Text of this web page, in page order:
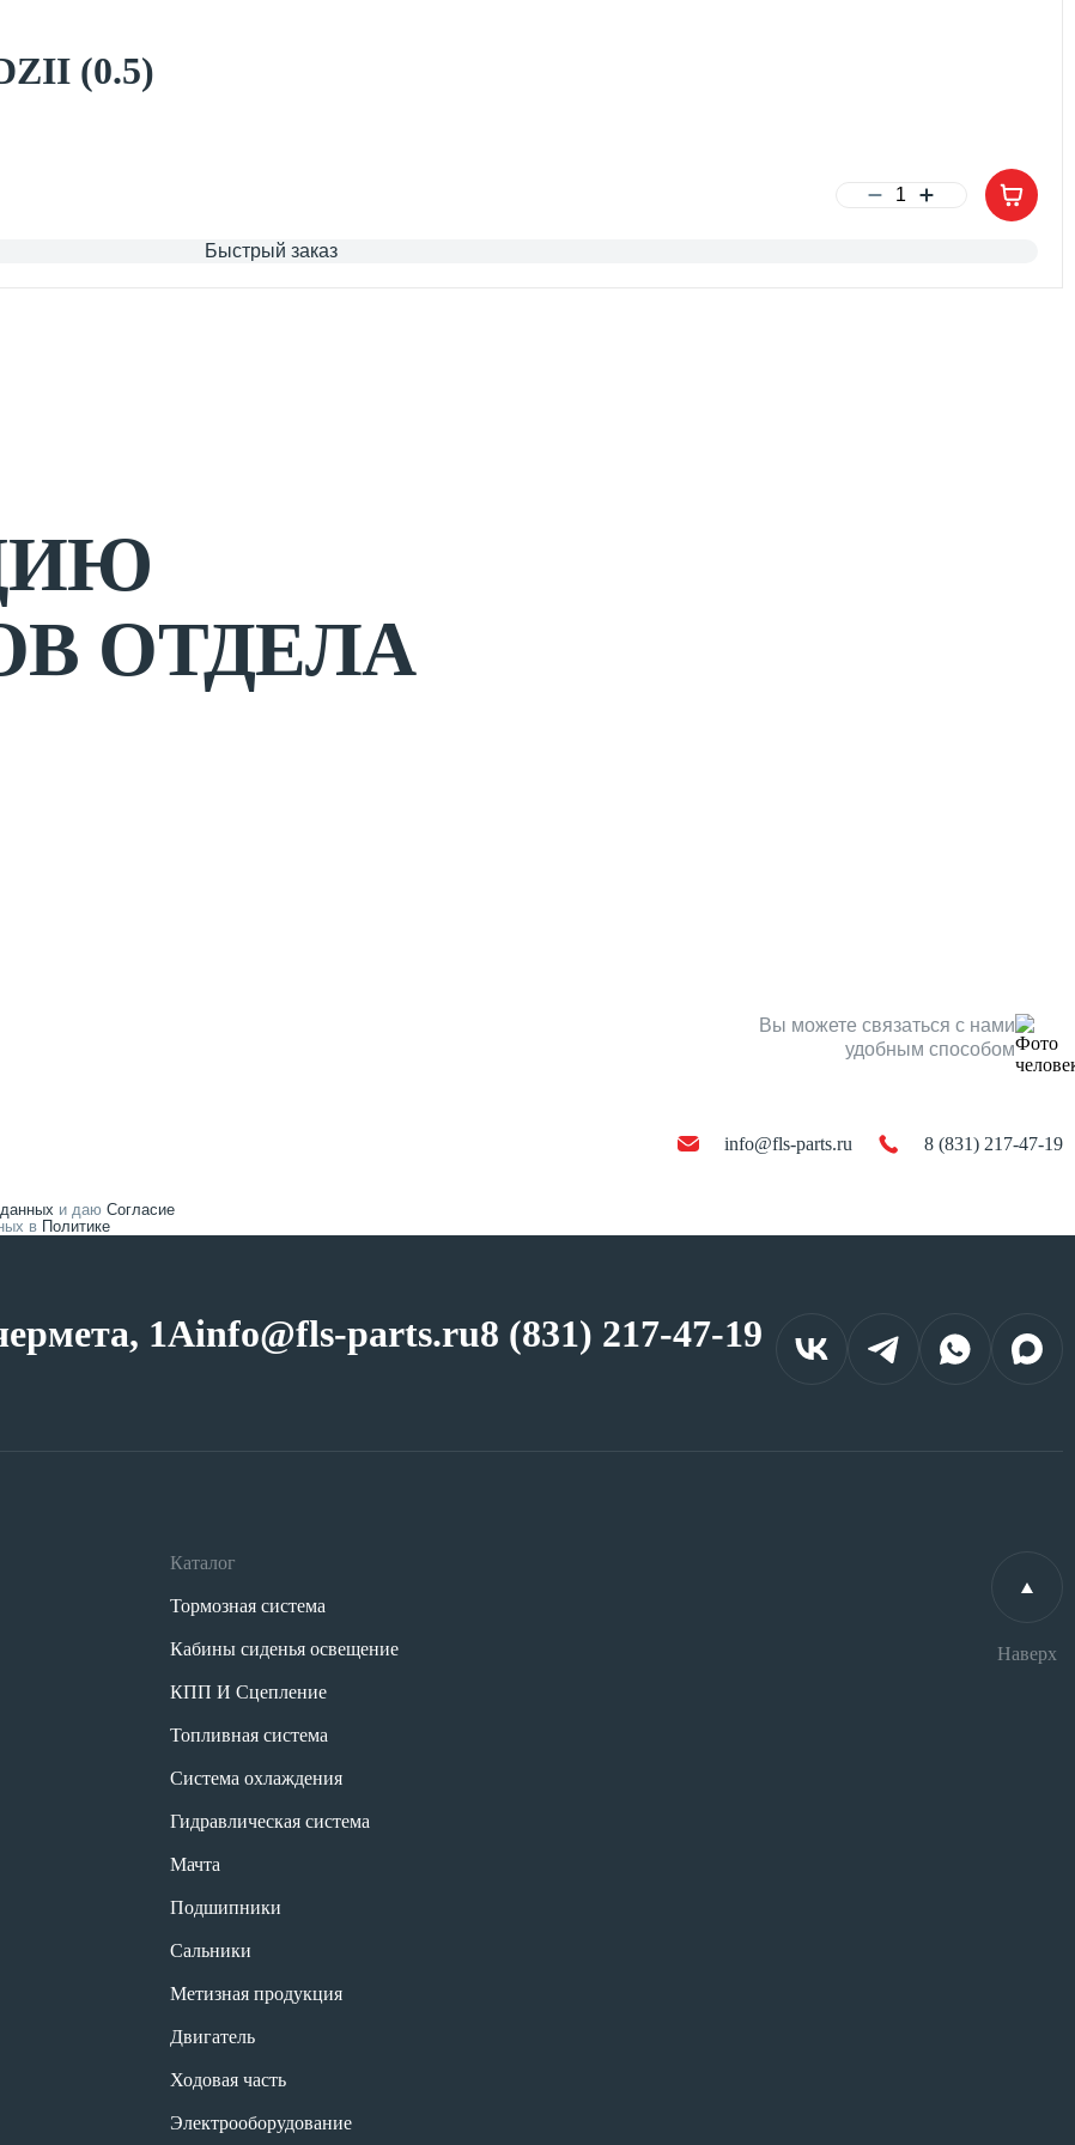
(0.5)
Быстрый заказ
ОТДЕЛА
и даюСогласие
в Политике
Вы можете связаться с нами
удобным способом
info@fls-parts.ru 8 (831) 217-47-19
1Аinfo@fls-parts.ru8 (831) 217-47-19
Каталог
Тормозная система
Кабины сиденья освещение
КПП И Сцепление
Топливная система
Система охлаждения
Гидравлическая система
Мачта
Подшипники
Сальники
Метизная продукция
Двигатель
Ходовая часть
Электрооборудование
Наверх